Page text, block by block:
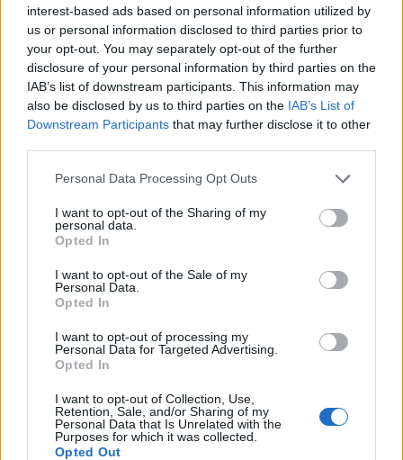
interest-based ads based on personal information utilized by
us or personal information disclosed to third parties prior to
your opt-out. You may separately opt-out of the further
disclosure of your personal information by third parties on the
IAB’s list of downstream participants. This information may
also be disclosed by us to third parties on the IAB’s List of
Downstream Participants that may further disclose it to other
Please note that this website/app uses one or more Google
not limited to your visit or usage behaviour. You may click to
grant or deny consent to Google and its third-party tags to
use your data for below specified purposes in below Google
consent section.
Personal Data Processing Opt Outs
I want to opt-out of the Sharing of my
personal data.
Opted In
I want to opt-out of the Sale of my
Personal Data.
Opted In
I want to opt-out of processing my
Personal Data for Targeted Advertising.
Opted In
I want to opt-out of Collection, Use,
Retention, Sale, and/or Sharing of my
Personal Data that Is Unrelated with the
Purposes for which it was collected.
Opted Out
Οι Πρόσκοποι στο ντοκιμαντέρ της ΕΡΤ
«Γενιά των 17»
Εκδότης:Ομάδα Σύνταξης
01 Δεκ 2021
Η «Γενιά των 17» εστιάζεισε εκείνους που στέκονται
μετά την πρώτη τους ψήφο. Είναι τα παιδιά...
Αναζητώντας τον επόμενο "Πρόσκοπο
του Κόσμου"
Εκδότης:Ομάδα Σύνταξης